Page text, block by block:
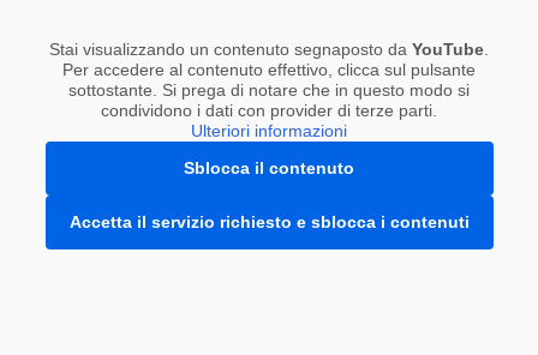
Stai visualizzando un contenuto segnaposto da YouTube.
Per accedere al contenuto effettivo, clicca sul pulsante
sottostante. Si prega di notare che in questo modo si
condividono i dati con provider di terze parti.
Ulteriori informazioni
Sblocca il contenuto
Accetta il servizio richiesto e sblocca i contenuti